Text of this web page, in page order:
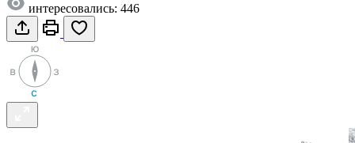
интересовались: 446